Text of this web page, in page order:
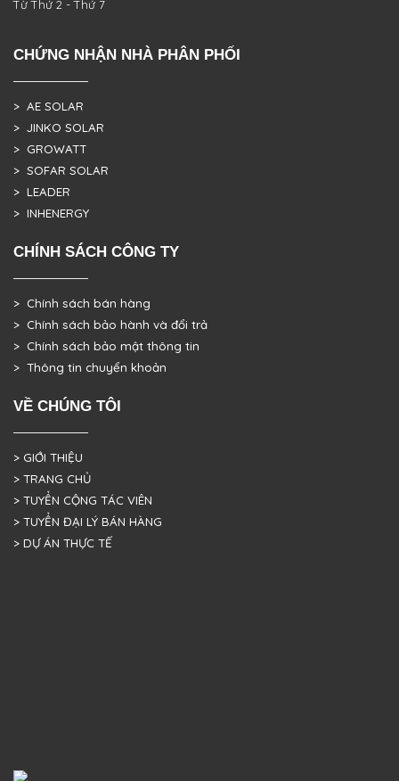
Từ Thứ 2 - Thứ 7
CHỨNG NHẬN NHÀ PHÂN PHỐI
> AE SOLAR
> JINKO SOLAR
> GROWATT
> SOFAR SOLAR
> LEADER
> INHENERGY
CHÍNH SÁCH CÔNG TY
> Chính sách bán hàng
> Chính sách bảo hành và đổi trả
> Chính sách bảo mật thông tin
> Thông tin chuyển khoản
VỀ CHÚNG TÔI
> GIỚI THIỆU
> TRANG CHỦ
> TUYỂN CỘNG TÁC VIÊN
> TUYỂN ĐẠI LÝ BÁN HÀNG
> DỰ ÁN THỰC TẾ